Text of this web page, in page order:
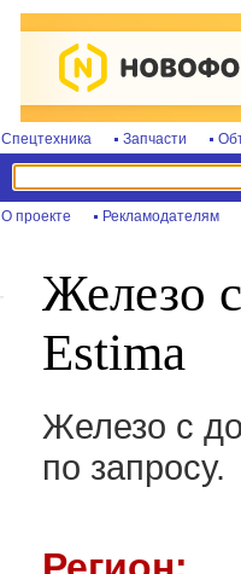
Спецтехника Запчасти
О проекте Рекламодателям
Железо
Estima
Железо с
по запросу.